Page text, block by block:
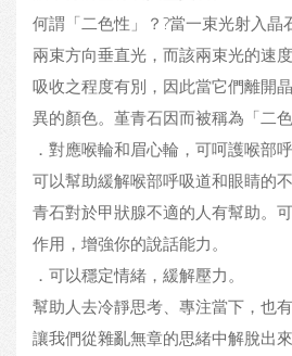
何謂「二色性」？?當一束光射入晶
兩束方向垂直光，而該兩束光的速
吸收之程度有別，因此當它們離開
異的顏色。堇青石因而被稱為「二色
．對應喉輪和眉心輪，可呵護喉部
可以幫助緩解喉部呼吸道和眼睛的
青石對於甲狀腺不適的人有幫助。
作用，增強你的說話能力。
．可以穩定情緒，緩解壓力。
幫助人去冷靜思考、專注當下，也
讓我們從雜亂無章的思緒中解脫出